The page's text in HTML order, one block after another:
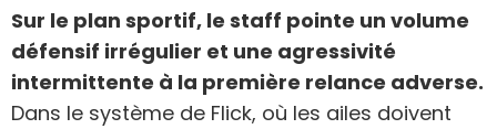
Sur le plan sportif, le staff pointe un volume
défensif irrégulier et une agressivité
intermittente à la première relance adverse.
Dans le système de Flick, où les ailes doivent